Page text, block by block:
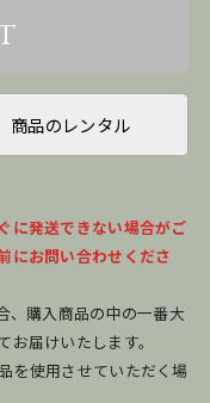
商品のレンタル
に発送できない場合がご
にお問い合わせくださ
、購入商品の中の一番大
届けいたします。
を使用させていただく場